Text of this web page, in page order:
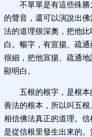
不單單是有這些殊
的聲音，還可以演說出
法的道理很深奧，把他
白。暢字，有宣揚、疏
很細，把他宣揚、疏通
顯明白。
五根的根字，是根
善法的根本，所以叫五
相信佛法真正的道理。
是從信根里發生出來的